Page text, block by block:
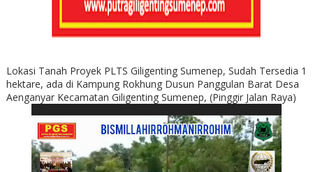
Lokasi Tanah Proyek PLTS Giligenting Sumenep, Sudah Tersedia 1
hektare, ada di Kampung Rokhung Dusun Panggulan Barat Desa
Aenganyar Kecamatan Giligenting Sumenep, (Pinggir Jalan Raya)